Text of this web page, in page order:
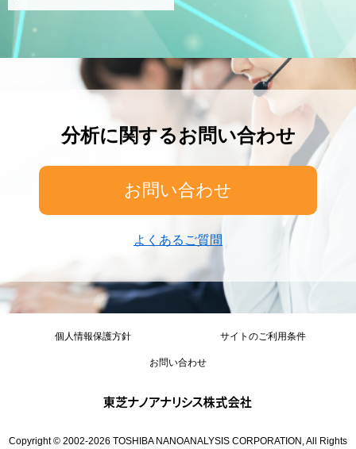
分析に関するお問い合わせ
お問い合わせ
よくあるご質問
個人情報保護方針 サイトのご利用条件
お問い合わせ
Copyright © 2002-2026 TOSHIBA NANOANALYSIS CORPORATION, All Rights